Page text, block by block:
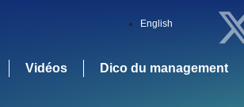
English
Vidéos Dico du management